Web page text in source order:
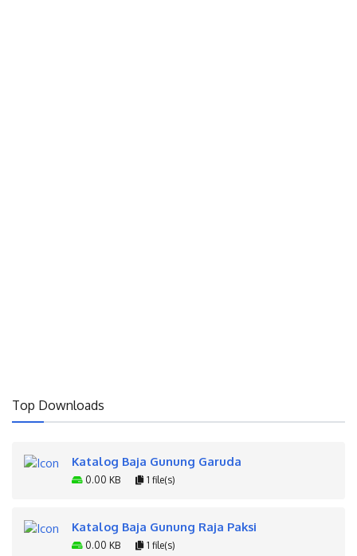
Top Downloads
Katalog Baja Gunung Garuda
0.00 KB 1 file(s)
Katalog Baja Gunung Raja Paksi
0.00 KB 1 file(s)